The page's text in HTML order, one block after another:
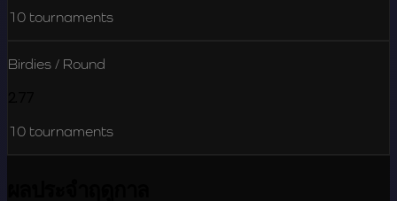
10 tournaments
Birdies / Round
10 tournaments